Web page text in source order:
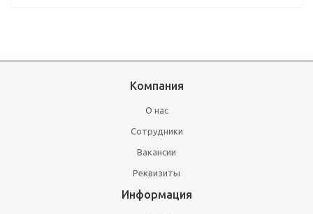
Компания
О нас
Сотрудники
Вакансии
Реквизиты
Информация